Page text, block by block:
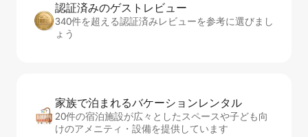
認証済みのゲ⁠ス⁠ト⁠レ⁠ビ⁠ュ⁠ー
340件を超える認証済みレビューを参考に選びまし
ょう
家族で泊まれるバ⁠ケ⁠ー⁠シ⁠ョ⁠ンレ⁠ン⁠タ⁠ル
20件の宿泊施設が広々としたスペースや子ども向
けのアメニティ・設備を提供しています